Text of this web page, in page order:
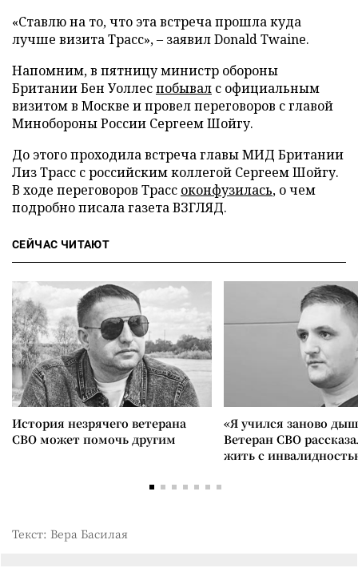
«Ставлю на то, что эта встреча прошла куда
лучше визита Трасс», – заявил Donald Twaine.
Напомним, в пятницу министр обороны
Британии Бен Уоллеспобывал с официальным
визитом в Москве и провел переговоров с главой
Минобороны России Сергеем Шойгу.
До этого проходила встреча главы МИД Британии
Лиз Трасс с российским коллегой Сергеем Шойгу.
В ходе переговоров Трасс оконфузилась, о чем
подробно писала газета ВЗГЛЯД.
СЕЙЧАС ЧИТАЮТ
История незрячего ветерана
СВО может помочь другим
«Я учился заново
Ветеран СВО
жить с
Текст: Вера Басилая